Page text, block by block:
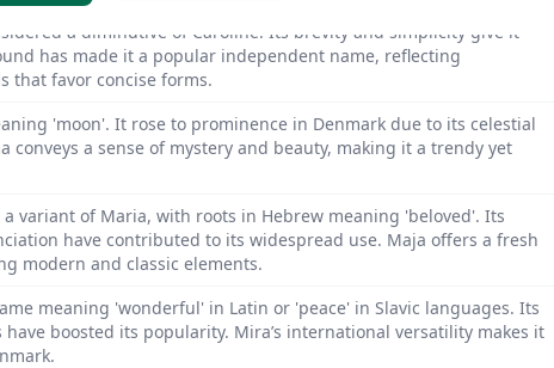
a diminutive of Caroline. Its brevity and simplicity give it
has made it a popular independent name, reflecting
that favor concise forms.
'moon'. It rose to prominence in Denmark due to its celestial
conveys a sense of mystery and beauty, making it a trendy yet
variant of Maria, with roots in Hebrew meaning 'beloved'. Its
have contributed to its widespread use. Maja offers a fresh
modern and classic elements.
meaning 'wonderful' in Latin or 'peace' in Slavic languages. Its
boosted its popularity. Mira’s international versatility makes it